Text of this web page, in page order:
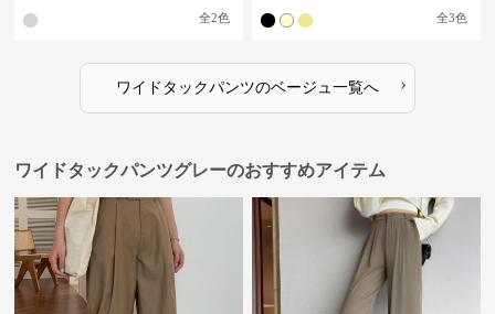
全2色 全3色
ワイドタックパンツのベージュ一覧へ ›
ワイドタックパンツグレーのおすすめアイテム